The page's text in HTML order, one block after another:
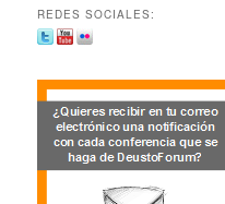
REDES SOCIALES: